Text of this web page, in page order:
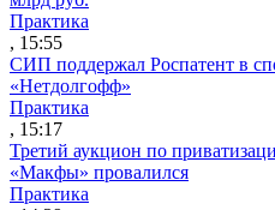
Практика
, 15:55
СИП поддержал Роспатент в
«Нетдолгофф»
Практика
, 15:17
Третий аукцион по
«Макфы» провалился
Практика